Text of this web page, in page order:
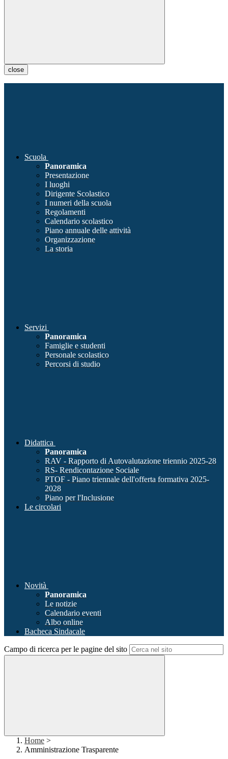
close
Scuola
Panoramica
Presentazione
I luoghi
Dirigente Scolastico
I numeri della scuola
Regolamenti
Calendario scolastico
Piano annuale delle attività
Organizzazione
La storia
Servizi
Panoramica
Famiglie e studenti
Personale scolastico
Percorsi di studio
Didattica
Panoramica
RAV - Rapporto di Autovalutazione triennio 2025-28
RS- Rendicontazione Sociale
PTOF - Piano triennale dell'offerta formativa 2025-
2028
Piano per l'Inclusione
Le circolari
Novità
Panoramica
Le notizie
Calendario eventi
Albo online
Bacheca Sindacale
Campo di ricerca per le pagine del sito
Home >
Amministrazione Trasparente